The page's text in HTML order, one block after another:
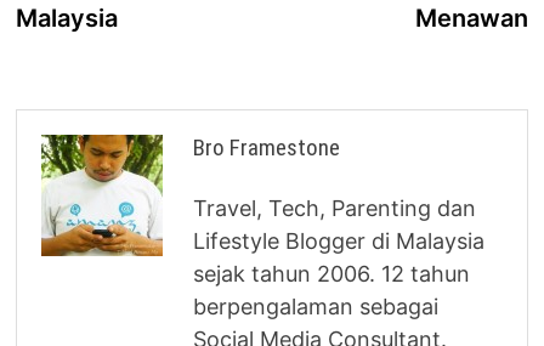
Malaysia
Menawan
Bro Framestone
Travel, Tech, Parenting dan
Lifestyle Blogger di Malaysia
sejak tahun 2006. 12 tahun
berpengalaman sebagai
Social Media Consultant.